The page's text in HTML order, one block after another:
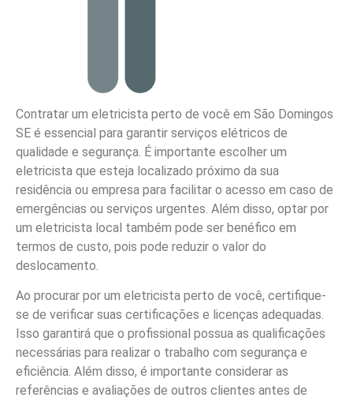
Contratar um eletricista perto de você em São Domingos
SE é essencial para garantir serviços elétricos de
qualidade e segurança. É importante escolher um
eletricista que esteja localizado próximo da sua
residência ou empresa para facilitar o acesso em caso de
emergências ou serviços urgentes. Além disso, optar por
um eletricista local também pode ser benéfico em
termos de custo, pois pode reduzir o valor do
deslocamento.
Ao procurar por um eletricista perto de você, certifique-
se de verificar suas certificações e licenças adequadas.
Isso garantirá que o profissional possua as qualificações
necessárias para realizar o trabalho com segurança e
eficiência. Além disso, é importante considerar as
referências e avaliações de outros clientes antes de